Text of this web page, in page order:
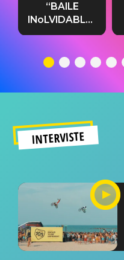
“BAILE
INoLVIDABLE”:
testo,
significato
INTERVISTE